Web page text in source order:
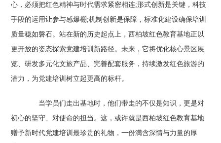
心，必须把红色精神与时代需求紧密相连;形式创新是关键，科技
手段的运用让参与感爆棚;机制创新是保障，标准化建设确保培训
质量稳如磐石。站在新的历史起点上，西柏坡红色教育基地正以
更开放的姿态探索党建培训新路径。未来，它将优化核心景区展
览、研发多元化文旅产品、完善配套服务，持续激发红色旅游的
潜力，为党建培训树立起更高的标杆。
当学员们走出基地时，他们带走的不仅是知识，更是对
初心的坚守、对使命的担当。这，或许就是西柏坡红色教育基地
赠予新时代党建培训最珍贵的礼物，一份满含深情与力量的厚